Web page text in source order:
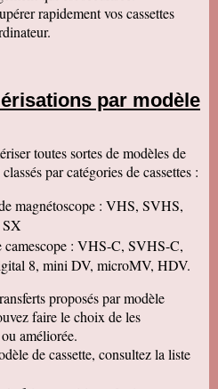
manquerai pas de parler
décidé de vous confier les
reçu ma commande, j'ai
par la qualité des
se présente.
pour le suivi de
pas de vous
des nouvelles.
parents merci beaucoup
Tout est parfait :
et résultat de mes
vhs. Merci merci ! A très
rapidement vos cassettes
par modèle
toutes sortes de modèles de
par catégories de cassettes :
magnétoscope : VHS, SVHS,
SX
camescope : VHS-C, SVHS-C,
8, mini DV, microMV, HDV.
proposés par modèle
faire le choix de les
améliorée.
de cassette, consultez la liste